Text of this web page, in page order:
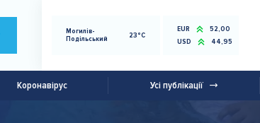
Могилів-
Подільський
23°C
EUR
52,00
USD
44,95
Коронавірус Усі публікації